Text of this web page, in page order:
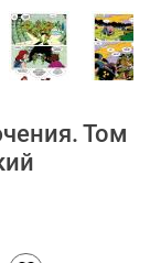
Том